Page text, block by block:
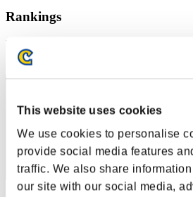
This website uses cookies
We use cookies to personalise
provide social media features
traffic. We also share
our site with our social media,
Rankings
Posición